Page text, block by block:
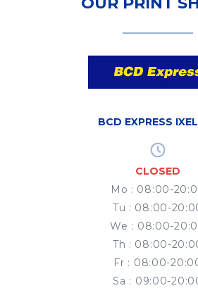
BCD EXPRESS
CLOSED
Mo : 08:00-
Tu : 08:00-
We : 08:00-
Th : 08:00-
Fr : 08:00-
Sa : 09:00-